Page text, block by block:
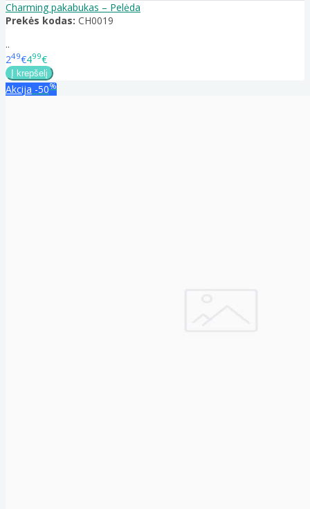
Charming pakabukas – Pelėda
Prekės kodas: CH0019
..
249€499€
Akcija -50%